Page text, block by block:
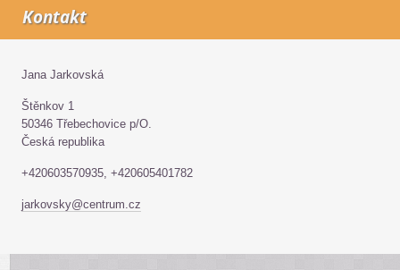
Kontakt
Jana Jarkovská
Štěnkov 1
50346 Třebechovice p/O.
Česká republika
+420603570935, +420605401782
jarkovsky@centrum.cz